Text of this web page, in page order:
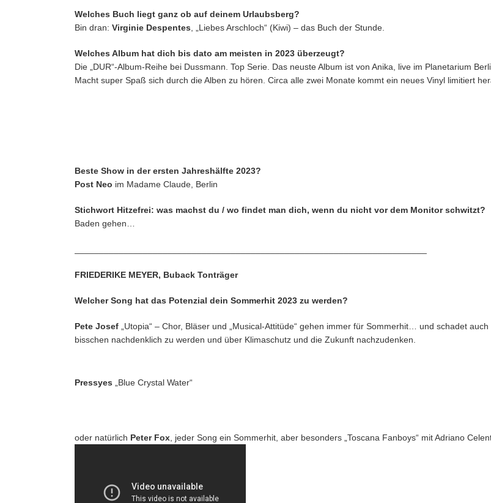
Welches Buch liegt ganz ob auf deinem Urlaubsberg?
Bin dran: Virginie Despentes , „Liebes Arschloch“ (Kiwi) – das Buch der Stunde.
Welches Album hat dich bis dato am meisten in 2023 überzeugt?
Die „DUR“-Album-Reihe bei Dussmann. Top Serie. Das neuste Album ist von Anika, live im Planetarium
Macht super Spaß sich durch die Alben zu hören. Circa alle zwei Monate kommt ein neues Vinyl limitiert
Beste Show in der ersten Jahreshälfte 2023?
Post Neo im Madame Claude, Berlin
Stichwort Hitzefrei: was machst du / wo findet man dich, wenn du nicht vor dem Monitor schwitzt?
Baden gehen…
FRIEDERIKE MEYER, Buback Tonträger
Welcher Song hat das Potenzial dein Sommerhit 2023 zu werden?
Pete Josef
„Utopia“ – Chor, Bläser und „Musical-Attitüde“ gehen immer für Sommerhit… und schadet
bisschen nachdenklich zu werden und über Klimaschutz und die Zukunft nachzudenken.
Pressyes „Blue Crystal Water“
oder natürlich Peter Fox , jeder Song ein Sommerhit, aber besonders „Toscana Fanboys“ mit Adriano